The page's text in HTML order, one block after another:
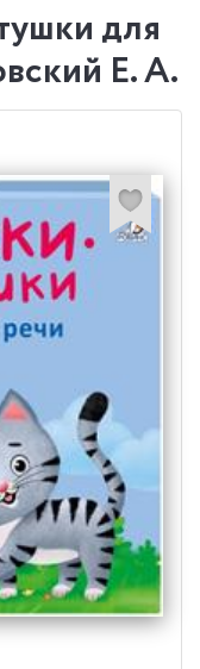
для
Е. А.